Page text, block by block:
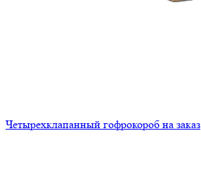
Четырехклапанный гофрокороб на заказ